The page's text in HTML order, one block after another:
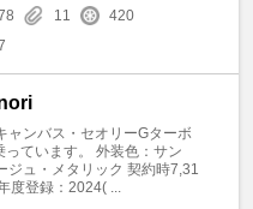
11
420
ャンバス・セオリーGターボ
っています。 外装色：サン
ジュ・メタリック 契約時7,31
度登録：2024( ...